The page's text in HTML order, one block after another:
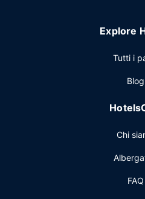
Explore
Tutti i
Blog
Chi
FAQ